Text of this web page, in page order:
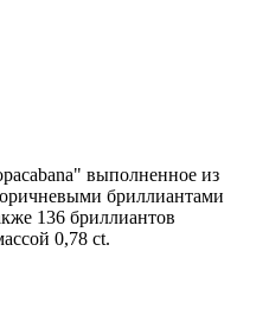
выполненное из
бриллиантами
136 бриллиантов
0,78 ct.